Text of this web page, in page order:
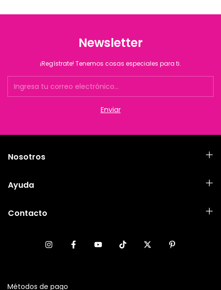
Newsletter
¡Regístrate! Tenemos cosas especiales para ti.
Nosotros
Ayuda
Contacto
Métodos de pago